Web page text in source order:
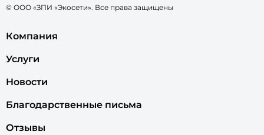
© ООО «ЗПИ «Экосети». Все права защищены
Компания
Услуги
Новости
Благодарственные письма
Отзывы